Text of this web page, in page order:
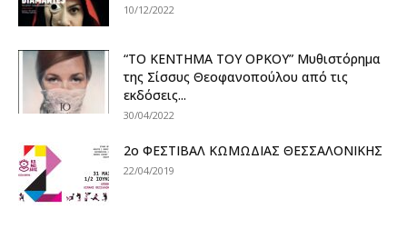
10/12/2022
“ΤΟ ΚΕΝΤΗΜΑ ΤΟΥ ΟΡΚΟΥ” Μυθιστόρημα
της Σίσσυς Θεοφανοπούλου από τις
εκδόσεις...
30/04/2022
2ο ΦΕΣΤΙΒΑΛ ΚΩΜΩΔΙΑΣ ΘΕΣΣΑΛΟΝΙΚΗΣ
22/04/2019